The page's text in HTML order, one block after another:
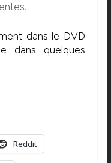
dans le DVD
dans quelques
Reddit